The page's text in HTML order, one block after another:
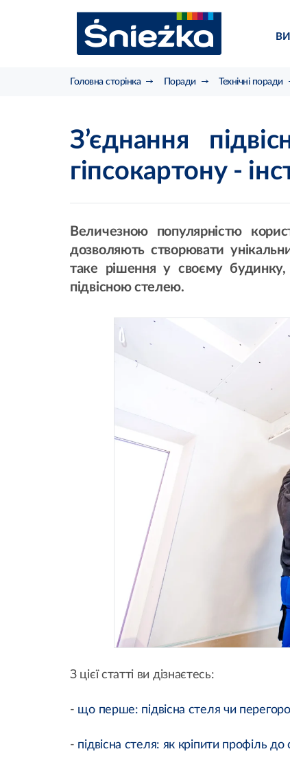
Головна сторінка Поради Технічні поради
З’єднання
гіпсокартону -
Величезною популярністю
дозволяють створювати
таке рішення у своєму будинку,
підвісною стелею.
З цієї статті ви дізнаєтесь:
- що перше: підвісна стеля чи
- підвісна стеля: як кріпити профіль до